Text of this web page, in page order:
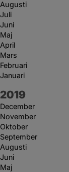
Augusti
Juli
Juni
Maj
April
Mars
Februari
Januari
År:
2019
December
November
Oktober
September
Augusti
Juni
Maj